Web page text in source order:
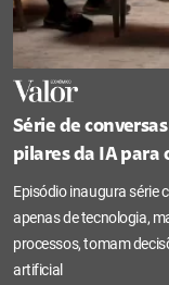
Série de
pilares da IA para
Episódio inaugura série
apenas de tecnologia,
processos, tomam
artificial